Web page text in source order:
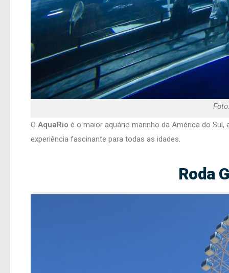
O AquaRio é o maior aquário marinho da América do
experiência fascinante para todas as idades.
Roda